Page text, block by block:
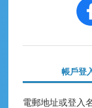
帳戶登
電郵地址或登入